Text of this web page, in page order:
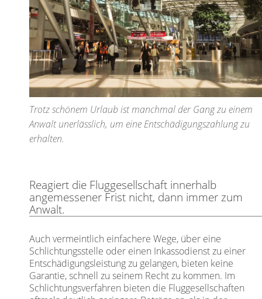
Trotz schönem Urlaub ist manchmal der Gang zu einem
Anwalt unerlässlich, um eine Entschädigungszahlung zu
erhalten.
Reagiert die Fluggesellschaft innerhalb
angemessener Frist nicht, dann immer zum
Anwalt.
Auch vermeintlich einfachere Wege, über eine
Schlichtungsstelle oder einen Inkassodienst zu einer
Entschädigungsleistung zu gelangen, bieten keine
Garantie, schnell zu seinem Recht zu kommen. Im
Schlichtungsverfahren bieten die Fluggesellschaften